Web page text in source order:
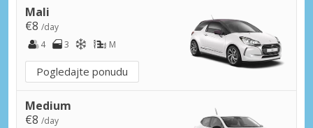
Mali
€8 /day
4
3 M
Pogledajte ponudu
Medium
€8 /day